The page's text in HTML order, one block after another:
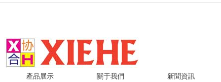
產品展示 關于我們
新聞資訊